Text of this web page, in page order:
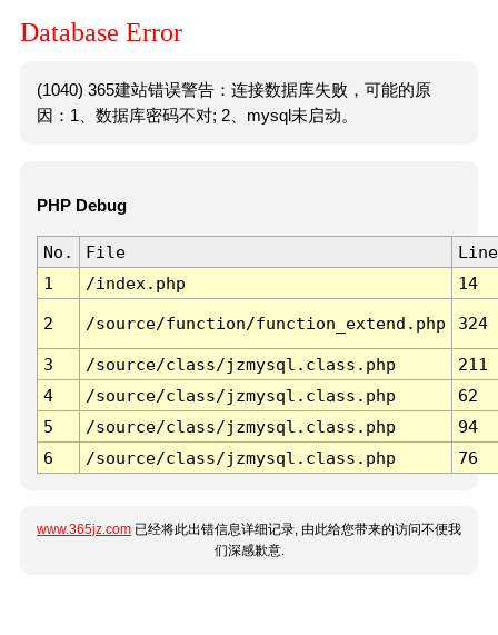
Database Error
(1040) 365建站错误警告：连接数据库失败，可能的原
因：1、数据库密码不对; 2、mysql未启动。
PHP Debug
No. File
Line
1
/index.php 14
2 /source/function/function_extend.php 324
3 /source/class/jzmysql.class.php
211
4
/source/class/jzmysql.class.php
62
5
/source/class/jzmysql.class.php
94
6
/source/class/jzmysql.class.php 76
www.365jz.com 已经将此出错信息详细记录, 由此给您带来的访问不便我
们深感歉意.